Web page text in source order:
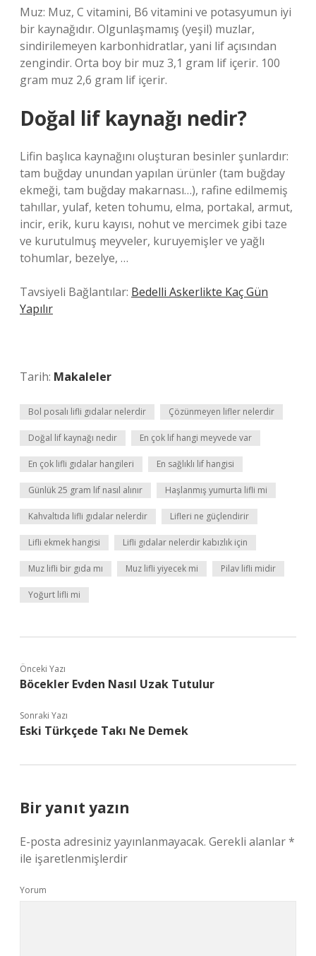
Muz: Muz, C vitamini, B6 vitamini ve potasyumun iyi
bir kaynağıdır. Olgunlaşmamış (yeşil) muzlar,
sindirilemeyen karbonhidratlar, yani lif açısından
zengindir. Orta boy bir muz 3,1 gram lif içerir. 100
gram muz 2,6 gram lif içerir.
Doğal lif kaynağı nedir?
Lifin başlıca kaynağını oluşturan besinler şunlardır:
tam buğday unundan yapılan ürünler (tam buğday
ekmeği, tam buğday makarnası…), rafine edilmemiş
tahıllar, yulaf, keten tohumu, elma, portakal, armut,
incir, erik, kuru kayısı, nohut ve mercimek gibi taze
ve kurutulmuş meyveler, kuruyemişler ve yağlı
tohumlar, bezelye, …
Tavsiyeli Bağlantılar: Bedelli Askerlikte Kaç Gün
Yapılır
Tarih: Makaleler
Bol posalı lifli gıdalar nelerdir Çözünmeyen lifler nelerdir
Doğal lif kaynağı nedir En çok lif hangi meyvede var
En çok lifli gıdalar hangileri En sağlıklı lif hangisi
Günlük 25 gram lif nasıl alınır Haşlanmış yumurta lifli mi
Kahvaltıda lifli gıdalar nelerdir Lifleri ne güçlendirir
Lifli ekmek hangisi Lifli gıdalar nelerdir kabızlık için
Muz lifli bir gıda mı Muz lifli yiyecek mi Pilav lifli midir
Yoğurt lifli mi
Önceki Yazı
Böcekler Evden Nasıl Uzak Tutulur
Sonraki Yazı
Eski Türkçede Takı Ne Demek
Bir yanıt yazın
E-posta adresiniz yayınlanmayacak. Gerekli alanlar*
ile işaretlenmişlerdir
Yorum